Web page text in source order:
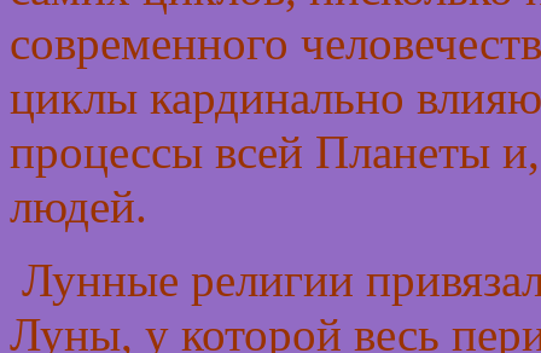
современного
циклы кардинально
процессы всей Планеты
людей.
Лунные религии
Луны, у которой весь